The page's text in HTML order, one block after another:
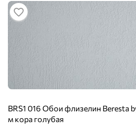
BRS1 016 Обои флизелин Beresta
м кора голубая